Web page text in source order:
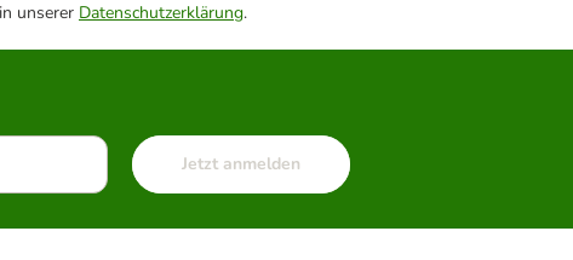
unserer Datenschutzerklärung.
Jetzt anmelden